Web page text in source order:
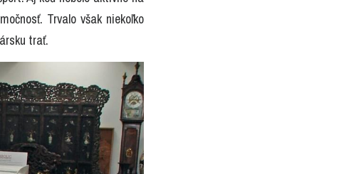
Trvalo však niekoľko
trať.